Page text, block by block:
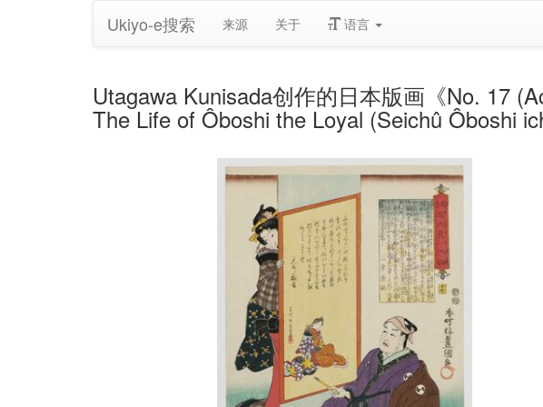
Ukiyo-e搜索 来源 关于 语言
Utagawa Kunisada创作的日本版画《No. 17
The Life of Ôboshi the Loyal (Seichû Ôboshi